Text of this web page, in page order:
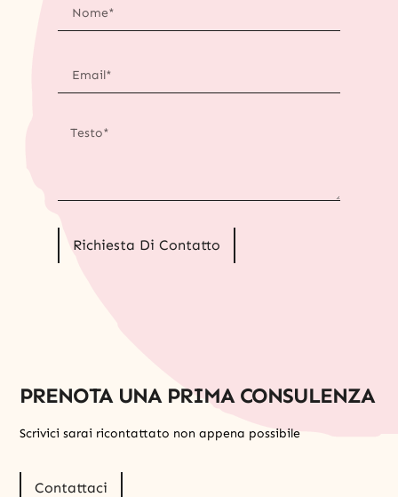
Richiesta Di Contatto
PRENOTA UNA PRIMA CONSULENZA
Scrivici sarai ricontattato non appena possibile
Contattaci